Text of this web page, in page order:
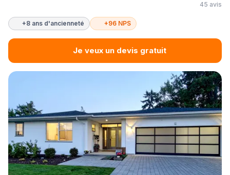
45 avis
+8 ans d'ancienneté +96 NPS
Je veux un devis gratuit